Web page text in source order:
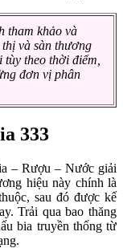
tham khảo và
và sàn thương
theo thời điểm,
đơn vị phân
333
– Rượu – Nước giải
hiệu này chính là
sau đó được kế
Trải qua bao thăng
bia truyền thống từ